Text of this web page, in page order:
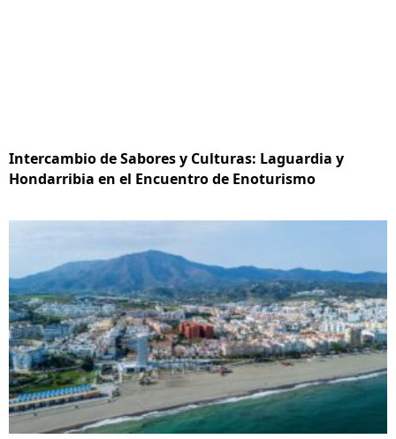
Intercambio de Sabores y Culturas: Laguardia y
Hondarribia en el Encuentro de Enoturismo